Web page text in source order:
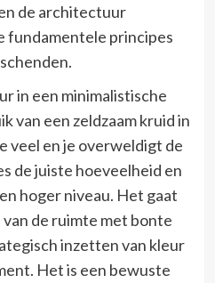
de architectuur
fundamentele principes
in een minimalistische
van een zeldzaam kruid in
veel en je overweldigt de
de juiste hoeveelheid en
hoger niveau. Het gaat
de ruimte met bonte
inzetten van kleur
Het is een bewuste